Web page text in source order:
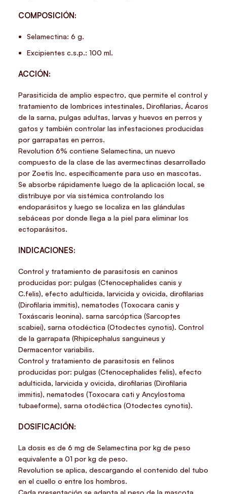
COMPOSICIÓN:
Selamectina: 6 g.
Excipientes c.s.p.: 100 ml.
ACCIÓN:
Parasiticida de amplio espectro, que permite el control y
tratamiento de lombrices intestinales, Dirofilarias, Ácaros
de la sarna, pulgas adultas, larvas y huevos en perros y
gatos y también controlar las infestaciones producidas
por garrapatas en perros.
Revolution 6% contiene Selamectina, un nuevo
compuesto de la clase de las avermectinas desarrollado
por Zoetis Inc. específicamente para uso en mascotas.
Se absorbe rápidamente luego de la aplicación local, se
distribuye por vía sistémica controlando los
endoparásitos y luego se localiza en las glándulas
sebáceas por donde llega a la piel para eliminar los
ectoparásitos.
INDICACIONES:
Control y tratamiento de parasitosis en caninos
producidas por: pulgas (Ctenocephalides canis y
C.felis), efecto adulticida, larvicida y ovicida, dirofilarias
(Dirofilaria immitis), nematodes (Toxocara canis y
Toxáscaris leonina). sarna sarcóptica (Sarcoptes
scabiei), sarna otodéctica (Otodectes cynotis). Control
de la garrapata (Rhipicephalus sanguineus y
Dermacentor variabilis.
Control y tratamiento de parasitosis en felinos
producidas por: pulgas (Ctenocephalides felis), efecto
adulticida, larvicida y ovicida, dirofilarias (Dirofilaria
immitis), nematodes (Toxocara cati y Ancylostoma
tubaeforme), sarna otodéctica (Otodectes cynotis).
DOSIFICACIÓN:
La dosis es de 6 mg de Selamectina por kg de peso
equivalente a 01 por kg de peso.
Revolution se aplica, descargando el contenido del tubo
en el cuello o entre los hombros.
Cada presentación se adapta al peso de la mascota